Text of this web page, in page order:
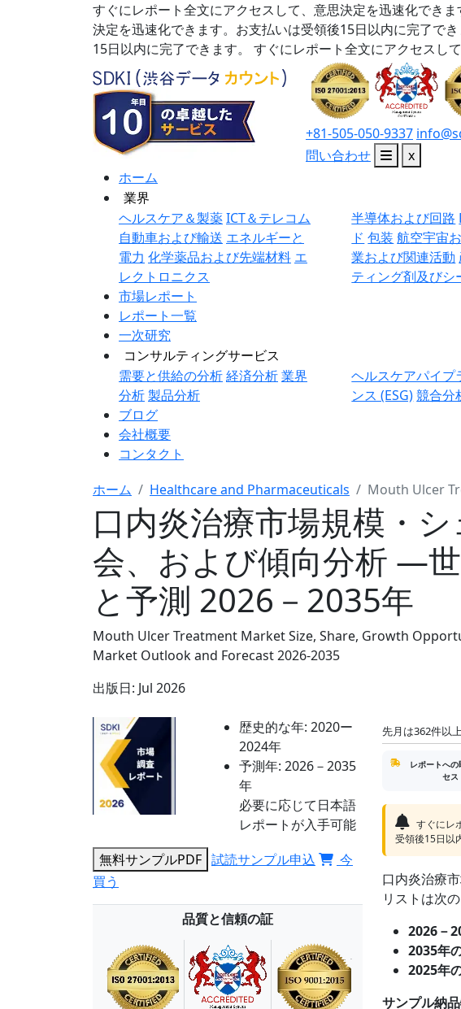
すぐにレポート全文にアクセスして、意思決定を迅速化でき
決定を迅速化できます。お支払いは受領後15日以内に完了でき
15日以内に完了できます。
すぐにレポート全文にアクセスし
+81-505-050-9337
問い合わせ
x
ホーム
業界
ヘルスケア＆製薬ICT＆テレコム
自動車および輸送 エネルギーと
電力 化学薬品および先端材料 エ
レクトロニクス
半導体および回路
ド 包装 航空宇宙
業および関連活動
ティング剤及びシ
市場レポート
レポート一覧
一次研究
コンサルティングサービス
需要と供給の分析経済分析業界
分析製品分析
ヘルスケアパイプ
ンス (ESG)競合分
ブログ
会社概要
コンタクト
ホーム Healthcare and Pharmaceuticals Mouth Ulcer
口内炎治療市場規模・
会、および傾向分析 ―
と予測 2026－2035年
Mouth Ulcer Treatment Market Size, Share, Growth
Market Outlook and Forecast 2026-2035
出版日: Jul 2026
歴史的な年: 2020ー
2024年
予測年: 2026－2035
年
必要に応じて日本語
レポートが入手可能
無料サンプルPDF 試読サンプル申込
今
買う
品質と信頼の証
先月は362件以
レポートへの
セス
すぐにレ
受領後15日以
口内炎治療
リストは次
2026－
2035年
2025年
サンプル納